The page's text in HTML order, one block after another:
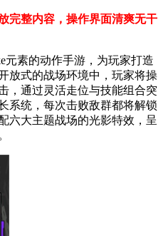
完整内容，操作界面清爽无干
元素的动作手游，为玩家打造
放式的战场环境中，玩家将操
，通过灵活走位与技能组合突
系统，每次击败敌群都将解锁
六大主题战场的光影特效，呈